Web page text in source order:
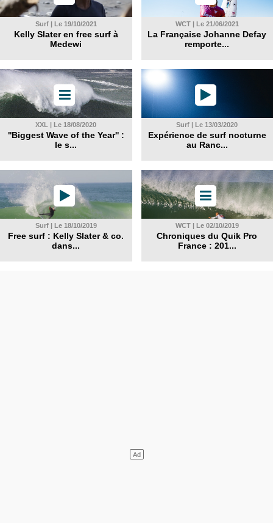
Surf | Le 19/10/2021
Kelly Slater en free surf à
Medewi
WCT | Le 21/06/2021
La Française Johanne Defay
remporte...
XXL | Le 18/08/2020
''Biggest Wave of the Year'' :
le s...
Surf | Le 13/03/2020
Expérience de surf nocturne
au Ranc...
Surf | Le 18/10/2019
Free surf : Kelly Slater & co.
dans...
WCT | Le 02/10/2019
Chroniques du Quik Pro
France : 201...